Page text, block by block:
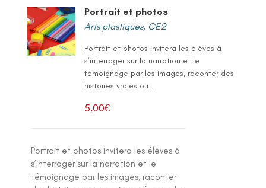
Portrait et photos
Arts plastiques, CE2
Portrait et photos invitera les élèves à
s’interroger sur la narration et le
témoignage par les images, raconter des
histoires vraies ou...
5,00€
Portrait et photos invitera les élèves à
s’interroger sur la narration et le
témoignage par les images, raconter